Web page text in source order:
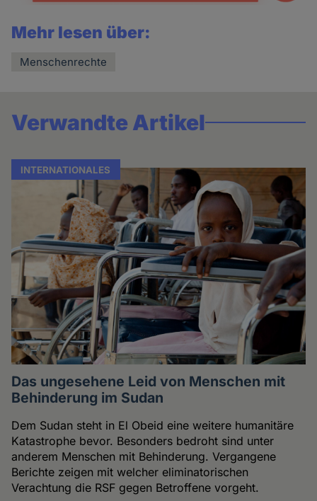
Mehr lesen über:
Menschenrechte
Verwandte Artikel
INTERNATIONALES
Das ungesehene Leid von Menschen mit
Behinderung im Sudan
Dem Sudan steht in El Obeid eine weitere humanitäre
Katastrophe bevor. Besonders bedroht sind unter
anderem Menschen mit Behinderung. Vergangene
Berichte zeigen mit welcher eliminatorischen
Verachtung die RSF gegen Betroffene vorgeht.